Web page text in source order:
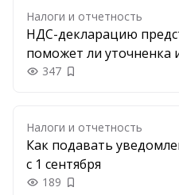
Налоги и отчетность
НДС-декларацию
поможет ли уточненка
347 Добавить в закладки
Налоги и отчетность
Как подавать
с 1 сентября
189 Добавить в закладки